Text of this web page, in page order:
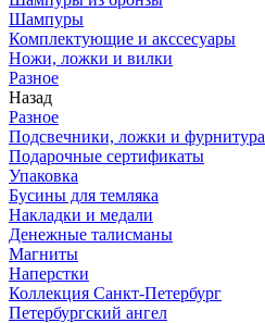
Шампуры
Комплектующие и акссесуары
Ножи, ложки и вилки
Разное
Назад
Разное
Подсвечники, ложки и фурнитура
Подарочные сертификаты
Упаковка
Бусины для темляка
Накладки и медали
Денежные талисманы
Магниты
Наперстки
Коллекция Санкт-Петербург
Петербургский ангел